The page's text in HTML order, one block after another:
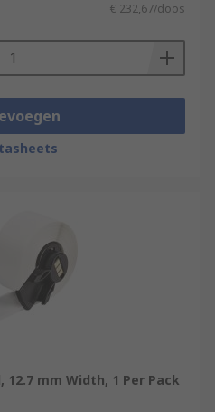
€ 232,67/doos
mm Width, 1 Per Pack